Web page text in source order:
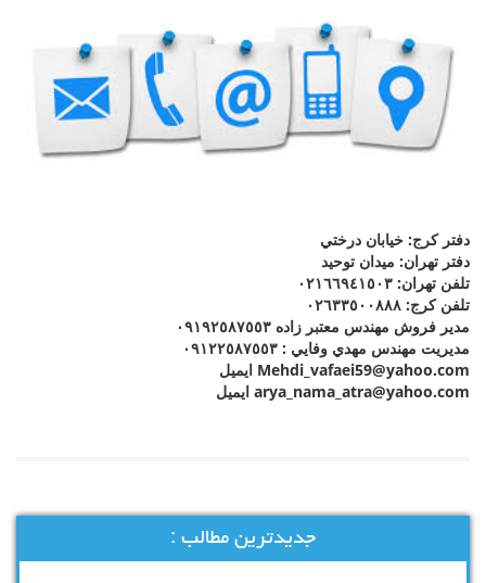
دفتر كرج: خيابان درختي
دفتر تهران: ميدان توحيد
تلفن تهران: ٠٢١٦٦٩٤١٥٠٣
تلفن كرج: ٠٢٦٣٣٥٠٠٨٨٨
مدير فروش مهندس معتبر زاده ٠٩١٩٢٥٨٧٥٥٣
مديريت مهندس مهدي وفايي : ٠٩١٢٢٥٨٧٥٥٣
Mehdi_vafaei59@yahoo.com ايميل
arya_nama_atra@yahoo.com ايميل
جدیدترین مطالب :